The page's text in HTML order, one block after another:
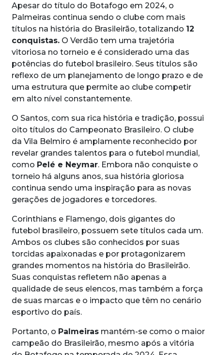
Apesar do título do Botafogo em 2024, o
Palmeiras continua sendo o clube com mais
títulos na história do Brasileirão, totalizando 12
conquistas. O Verdão tem uma trajetória
vitoriosa no torneio e é considerado uma das
potências do futebol brasileiro. Seus títulos são
reflexo de um planejamento de longo prazo e de
uma estrutura que permite ao clube competir
em alto nível constantemente.
O Santos, com sua rica história e tradição, possui
oito títulos do Campeonato Brasileiro. O clube
da Vila Belmiro é amplamente reconhecido por
revelar grandes talentos para o futebol mundial,
como Pelé e Neymar. Embora não conquiste o
torneio há alguns anos, sua história gloriosa
continua sendo uma inspiração para as novas
gerações de jogadores e torcedores.
Corinthians e Flamengo, dois gigantes do
futebol brasileiro, possuem sete títulos cada um.
Ambos os clubes são conhecidos por suas
torcidas apaixonadas e por protagonizarem
grandes momentos na história do Brasileirão.
Suas conquistas refletem não apenas a
qualidade de seus elencos, mas também a força
de suas marcas e o impacto que têm no cenário
esportivo do país.
Portanto, o Palmeiras mantém-se como o maior
campeão do Brasileirão, mesmo após a vitória